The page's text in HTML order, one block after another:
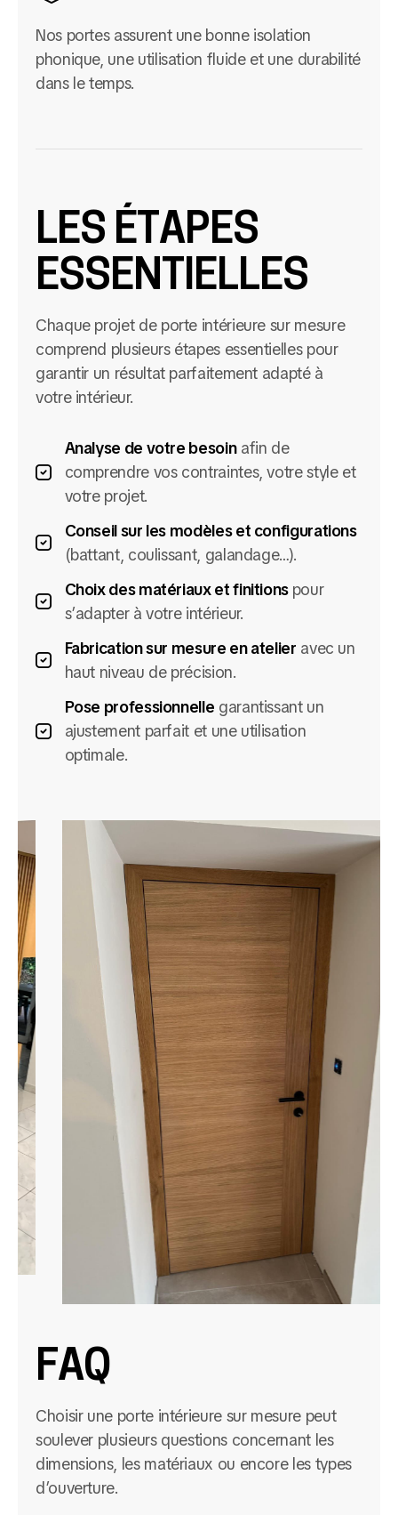
Nos portes assurent une bonne isolation
phonique, une utilisation fluide et une durabilité
dans le temps.
LES ÉTAPES
ESSENTIELLES
Chaque projet de porte intérieure sur mesure
comprend plusieurs étapes essentielles pour
garantir un résultat parfaitement adapté à
votre intérieur.
Analyse de votre besoinafin de
comprendre vos contraintes, votre style et
votre projet.
Conseil sur les modèles et configurations
(battant, coulissant, galandage…).
Choix des matériaux et finitions pour
s’adapter à votre intérieur.
Fabrication sur mesure en atelier avec un
haut niveau de précision.
Pose professionnelle garantissant un
ajustement parfait et une utilisation
optimale.
FAQ
Choisir une porte intérieure sur mesure peut
soulever plusieurs questions concernant les
dimensions, les matériaux ou encore les types
d’ouverture.